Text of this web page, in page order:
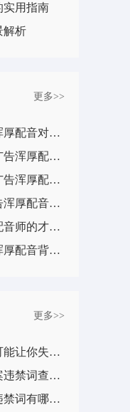
实用指南
解析
更多>>
营造情感共鸣：探讨土味广告浑厚配音对受众情绪的影响
录制现场揭秘：亲身体验土味广告浑厚配音的幕后工作
从文字到声音：深入了解土味广告浑厚配音的创意转化过程
别具一格的声线：揭示土味广告浑厚配音师的个人风格
音色大师：探索土味广告浑厚配音师的才华与经验
声线如此迷人：了解土味广告浑厚配音背后的训练与技术
更多>>
警惕！这些常见的文案违禁词可能让你失去营销机会
如何利用在线工具轻松进行文案违禁词查询？
必知必会：文案写作中常见的违禁词有哪些？